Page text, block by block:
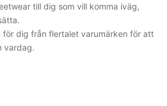
till dig som vill komma iväg,
dig från flertalet varumärken för att
vardag.